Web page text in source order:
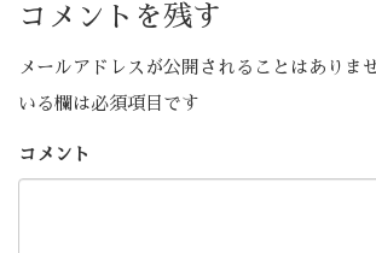
コメントを残す
メールアドレスが公開されることはありま
いる欄は必須項目です
コメント